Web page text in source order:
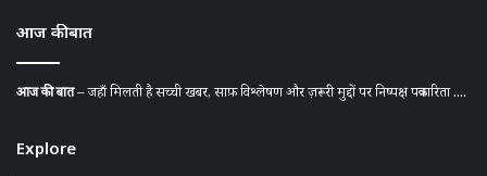
आज की बात
आज की बात– जहाँ मिलती है सच्ची खबर, साफ़ विश्लेषण और ज़रूरी मुद्दों पर निष्पक्ष पत्रकारिता ....
Explore